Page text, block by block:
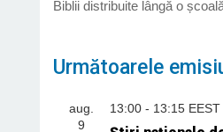
Biblii distribuite lângă o
Următoarele
aug.
9
13:00- 13:15 EEST